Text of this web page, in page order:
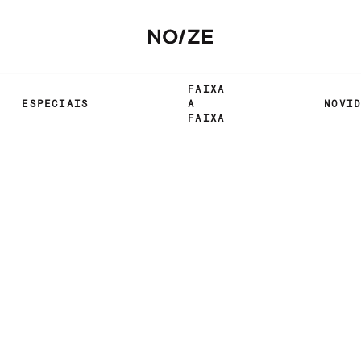
ESPECIAIS
FAIXA
A
FAIXA